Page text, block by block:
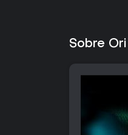
Sobre